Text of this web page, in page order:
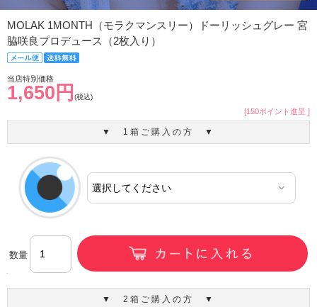
MOLAK 1MONTH（モラクマンスリー）ドーリッシュグレー 宮
脇咲良プロデュース（2枚入り）
当店特別価格
1,650円 (税込)
[150ポイント進呈 ]
▼ 1箱ご購入の方 ▼
数量
▼ 2箱ご購入の方 ▼